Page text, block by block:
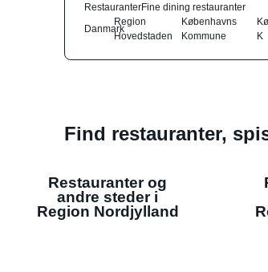
RestauranterFine dining restauranter
Danmark
Region
Hovedstaden
Københavns
Kommune
K
Find restauranter,
Restauranter og
andre steder i
Region Nordjylland